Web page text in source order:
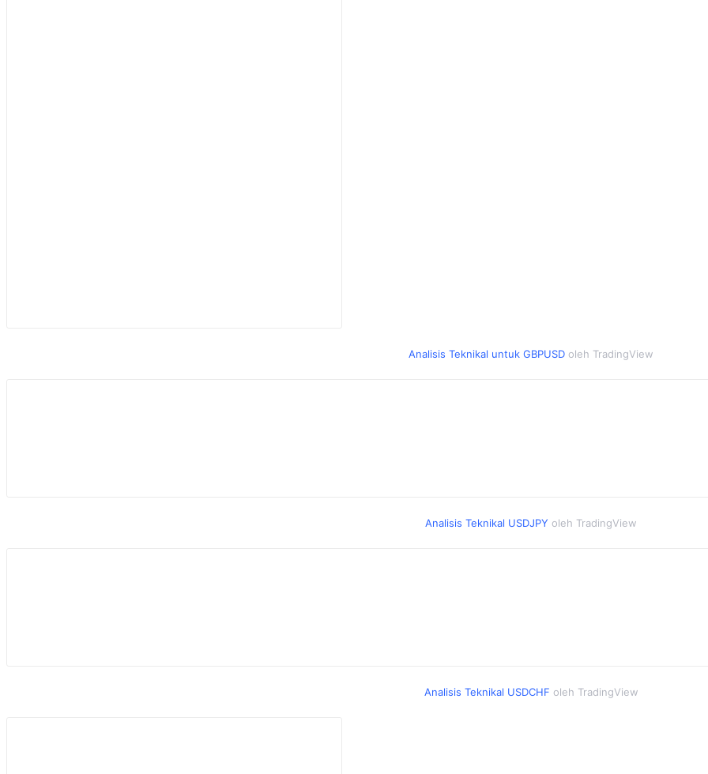
Analisis Teknikal untuk GBPUSD oleh TradingView
Analisis Teknikal USDJPY oleh TradingView
Analisis Teknikal USDCHF oleh TradingView